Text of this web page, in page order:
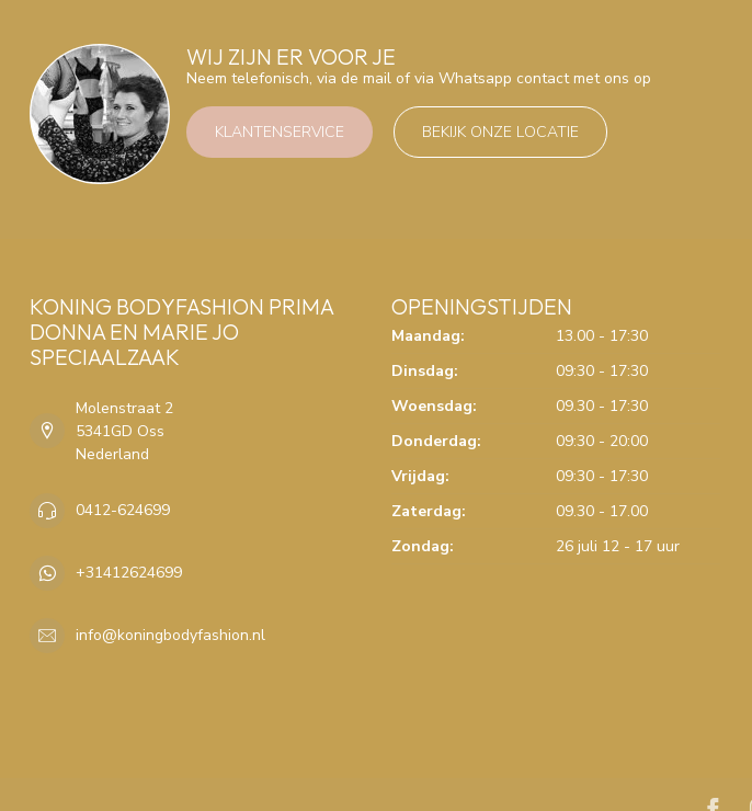
WIJ ZIJN ER VOOR JE
Neem telefonisch, via de mail of via Whatsapp contact met ons op
KLANTENSERVICE BEKIJK ONZE LOCATIE
KONING BODYFASHION PRIMA
DONNA EN MARIE JO
SPECIAALZAAK
Molenstraat 2
5341GD Oss
Nederland
0412-624699
+31412624699
info@koningbodyfashion.nl
OPENINGSTIJDEN
Maandag:
13.00 - 17:30
Dinsdag:
09:30 - 17:30
Woensdag:
09.30 - 17:30
Donderdag:
09:30 - 20:00
Vrijdag:
09:30 - 17:30
Zaterdag:
09.30 - 17.00
Zondag:
26 juli 12 - 17 uur